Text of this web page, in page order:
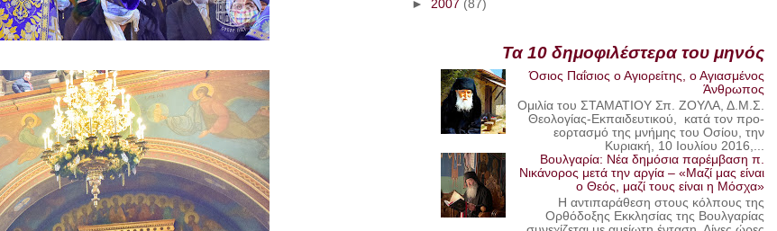
►2007 (87)
Τα 10 δημοφιλέστερα του μηνός
Όσιος Παΐσιος ο Αγιορείτης, ο Αγιασμένος
Άνθρωπος
Ομιλία του ΣΤΑΜΑΤΙΟΥ Σπ. ΖΟΥΛΑ, Δ.Μ.Σ.
Θεολογίας-Εκπαιδευτικού, κατά τον προ-
εορτασμό της μνήμης του Οσίου, την
Κυριακή, 10 Ιουλίου 2016,...
Βουλγαρία: Νέα δημόσια παρέμβαση π.
Νικάνορος μετά την αργία – «Μαζί μας είναι
ο Θεός, μαζί τους είναι η Μόσχα»
Η αντιπαράθεση στους κόλπους της
Ορθόδοξης Εκκλησίας της Βουλγαρίας